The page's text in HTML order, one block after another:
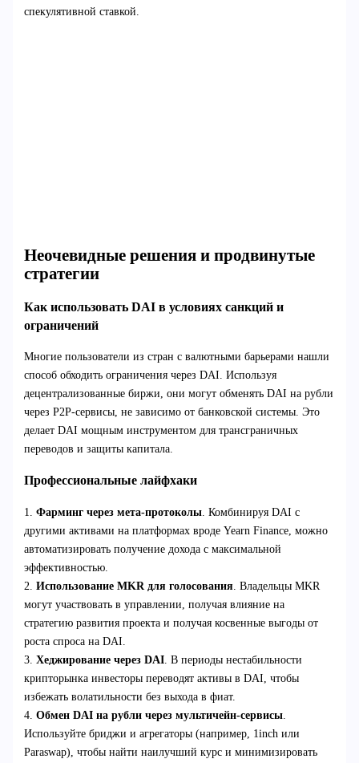
спекулятивной ставкой.
Неочевидные решения и продвинутые
стратегии
Как использовать DAI в условиях санкций и
ограничений
Многие пользователи из стран с валютными барьерами нашли
способ обходить ограничения через DAI. Используя
децентрализованные биржи, они могут обменять DAI на рубли
через P2P-сервисы, не зависимо от банковской системы. Это
делает DAI мощным инструментом для трансграничных
переводов и защиты капитала.
Профессиональные лайфхаки
1. Фарминг через мета-протоколы. Комбинируя DAI с
другими активами на платформах вроде Yearn Finance, можно
автоматизировать получение дохода с максимальной
эффективностью.
2. Использование MKR для голосования. Владельцы MKR
могут участвовать в управлении, получая влияние на
стратегию развития проекта и получая косвенные выгоды от
роста спроса на DAI.
3. Хеджирование через DAI. В периоды нестабильности
крипторынка инвесторы переводят активы в DAI, чтобы
избежать волатильности без выхода в фиат.
4. Обмен DAI на рубли через мультичейн-сервисы.
Используйте бриджи и агрегаторы (например, 1inch или
Paraswap), чтобы найти наилучший курс и минимизировать